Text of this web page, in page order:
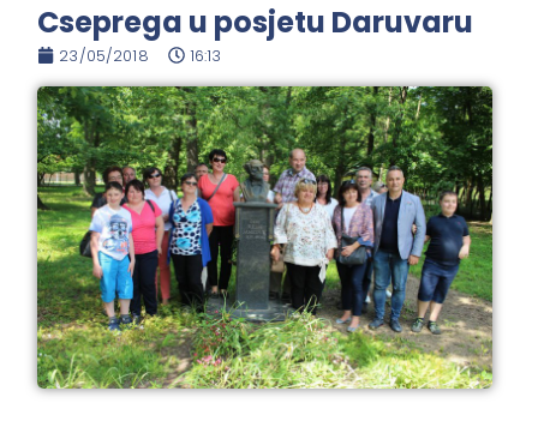
Cseprega u posjetu Daruvaru
23/05/2018 16:13